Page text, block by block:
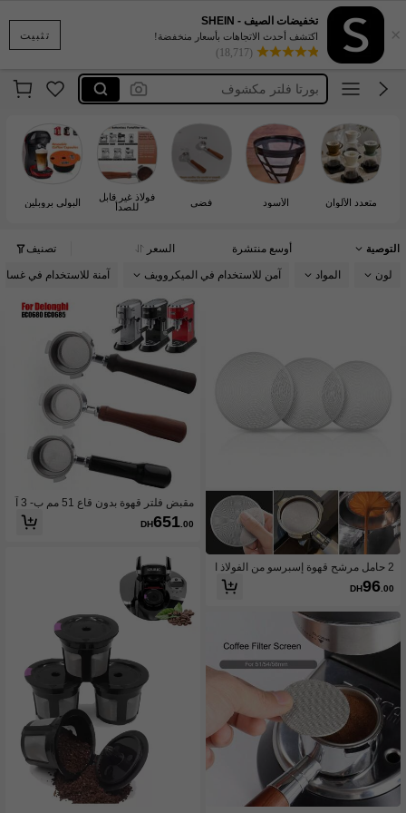
تثبيت ×
تخفيضات الصيف - SHEIN
اكتشف أحدث الاتجاهات بأسعار منخفضة!
(18,717)
قمع قهوه v60
بورتافلتر 58
بورتا فلتر مكشوف
coffee filters
قمع قهوه v60
بورتافلتر 58
متعدد الألوان الأسود فضي
فولاذ غير قابل
للصدأ
البولي بروبلين
التوصية أوسع منتشرة السعر تصنيف
لون المواد آمن للاستخدام في الميكروويف آمنة للاستخدام في
2 حامل مرشح قهوة إسبرسو من الفولاذ ا
لمقاوم للصدأ قابل لإعادة الاستخدام، ينا
سب مقابض البورتا 51مم/53مم/58مم، ع
DH96.00
مقبض فلتر 51 مم مع نتوءات بسماكة 5.5
DH651.00